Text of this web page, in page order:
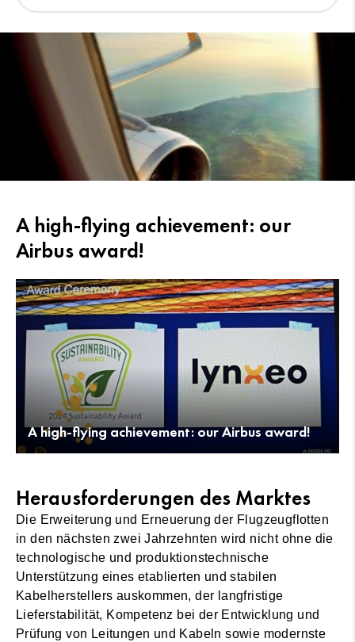
A high-flying achievement: our
Airbus award!
A high-flying achievement: our Airbus award!
Herausforderungen des Marktes
Die Erweiterung und Erneuerung der Flugzeugflotten
in den nächsten zwei Jahrzehnten wird nicht ohne die
technologische und produktionstechnische
Unterstützung eines etablierten und stabilen
Kabelherstellers auskommen, der langfristige
Lieferstabilität, Kompetenz bei der Entwicklung und
Prüfung von Leitungen und Kabeln sowie modernste